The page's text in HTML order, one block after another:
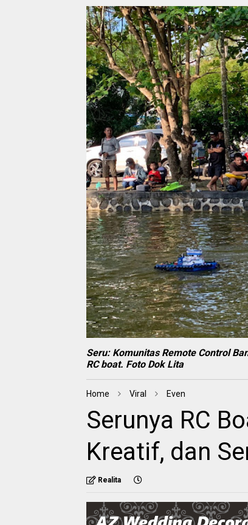
Seru: Komunitas Remote Control
RC boat. Foto Dok Lita
Home Viral Even
Serunya RC
Kreatif, dan
Realita